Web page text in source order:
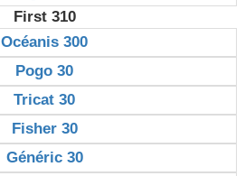
First 310
Océanis 300
Pogo 30
Tricat 30
Fisher 30
Généric 30